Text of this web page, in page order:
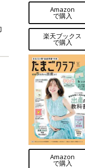
Amazon
で購入
楽天ブックス
で購入
Amazon
で購入